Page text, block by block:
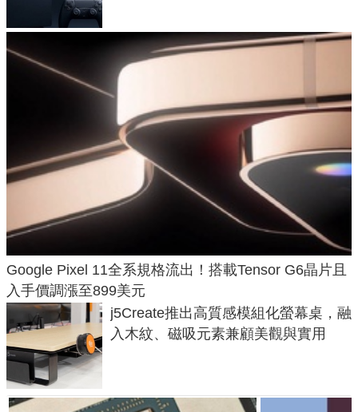
Google Pixel 11全系規格流出！搭載Tensor G6晶片且
入手價調漲至899美元
j5Create推出高質感模組化螢幕桌，融
入木紋、磁吸元素兼顧美觀與實用